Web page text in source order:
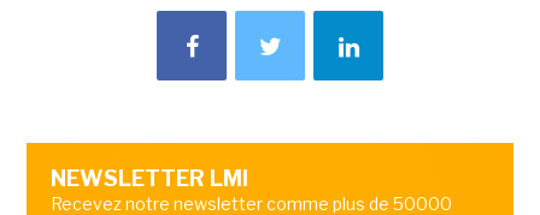
NEWSLETTER LMI
Recevez notre newsletter comme plus de 50000